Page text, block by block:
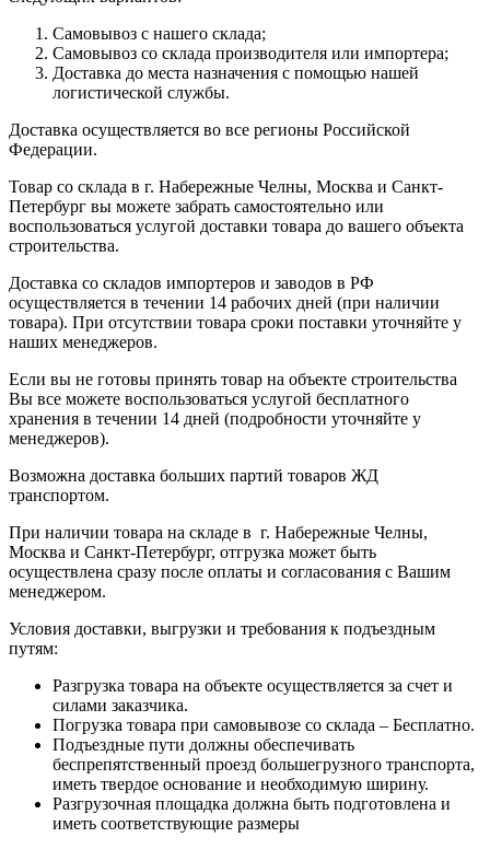
Самовывоз с нашего склада;
Самовывоз со склада производителя или импортера;
Доставка до места назначения с помощью нашей
логистической службы.
Доставка осуществляется во все регионы Российской
Федерации.
Товар со склада в г. Набережные Челны, Москва и Санкт-
Петербург вы можете забрать самостоятельно или
воспользоваться услугой доставки товара до вашего объекта
строительства.
Доставка со складов импортеров и заводов в РФ
осуществляется в течении 14 рабочих дней (при наличии
товара). При отсутствии товара сроки поставки уточняйте у
наших менеджеров.
Если вы не готовы принять товар на объекте строительства
Вы все можете воспользоваться услугой бесплатного
хранения в течении 14 дней (подробности уточняйте у
менеджеров).
Возможна доставка больших партий товаров ЖД
транспортом.
При наличии товара на складе в г. Набережные Челны,
Москва и Санкт-Петербург, отгрузка может быть
осуществлена сразу после оплаты и согласования с Вашим
менеджером.
Условия доставки, выгрузки и требования к подъездным
путям:
Разгрузка товара на объекте осуществляется за счет и
силами заказчика.
Погрузка товара при самовывозе со склада – Бесплатно.
Подъездные пути должны обеспечивать
беспрепятственный проезд большегрузного транспорта,
иметь твердое основание и необходимую ширину.
Разгрузочная площадка должна быть подготовлена и
иметь соответствующие размеры